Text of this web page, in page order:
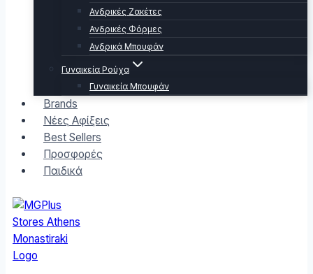
Ανδρικές Ζακέτες
Ανδρικές Φόρμες
Ανδρικά Μπουφάν
Γυναικεία Ρούχα
Γυναικεία Μπουφάν
Brands
Νέες Αφίξεις
Best Sellers
Προσφορές
Παιδικά